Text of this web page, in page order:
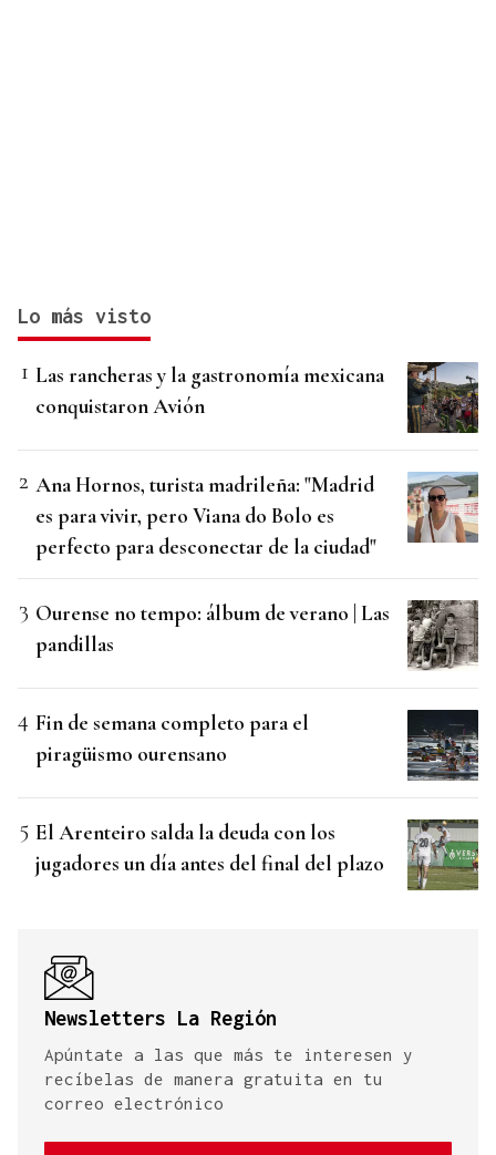
Lo más visto
Las rancheras y la gastronomía mexicana
conquistaron Avión
Ana Hornos, turista madrileña: "Madrid
es para vivir, pero Viana do Bolo es
perfecto para desconectar de la ciudad"
Ourense no tempo: álbum de verano | Las
pandillas
Fin de semana completo para el
piragüismo ourensano
El Arenteiro salda la deuda con los
jugadores un día antes del final del plazo
Newsletters La Región
Apúntate a las que más te interesen y
recíbelas de manera gratuita en tu
correo electrónico